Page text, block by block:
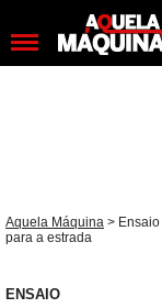
Aquela Máquina > Ensaio
para a estrada
ENSAIO